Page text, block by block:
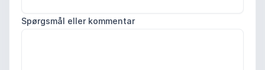
Spørgsmål eller kommentar